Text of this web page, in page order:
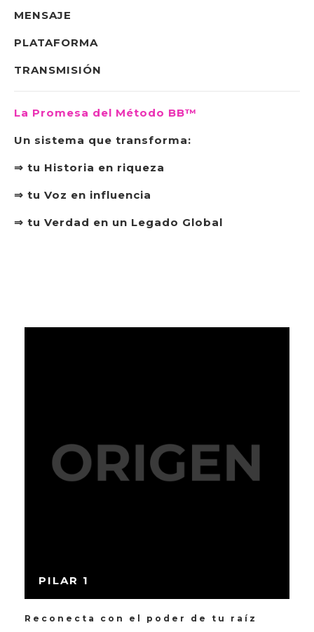
MENSAJE
PLATAFORMA
TRANSMISIÓN
La Promesa del Método BB™
Un sistema que transforma:
⇒ tu Historia en riqueza
⇒ tu Voz en influencia
⇒ tu Verdad en un Legado Global
PILAR 1
Reconecta con el poder de tu raíz